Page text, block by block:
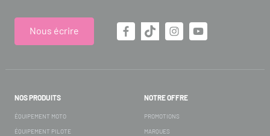
Nous écrire
NOS PRODUITS
ÉQUIPEMENT MOTO
ÉQUIPEMENT PILOTE
NOTRE OFFRE
PROMOTIONS
MARQUES